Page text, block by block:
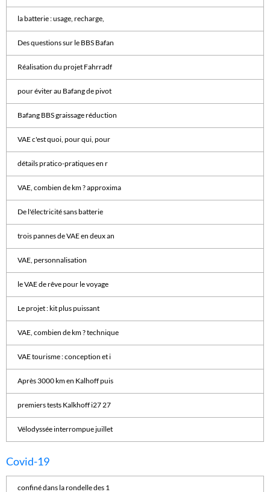
la batterie : usage, recharge,
Des questions sur le BBS Bafan
Réalisation du projet Fahrradf
pour éviter au Bafang de pivot
Bafang BBS graissage réduction
VAE c'est quoi, pour qui, pour
détails pratico-pratiques en r
VAE, combien de km ? approxima
De l'électricité sans batterie
trois pannes de VAE en deux an
VAE, personnalisation
le VAE de rêve pour le voyage
Le projet : kit plus puissant
VAE, combien de km ? technique
VAE tourisme : conception et i
Après 3000 km en Kalhoff puis
premiers tests Kalkhoff i27 27
Vélodyssée interrompue juillet
Covid-19
confiné dans la rondelle des 1